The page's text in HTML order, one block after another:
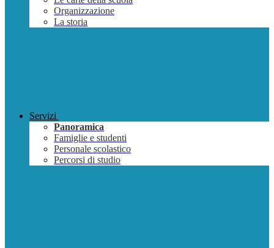
Organizzazione
La storia
Servizi
Panoramica
Famiglie e studenti
Personale scolastico
Percorsi di studio